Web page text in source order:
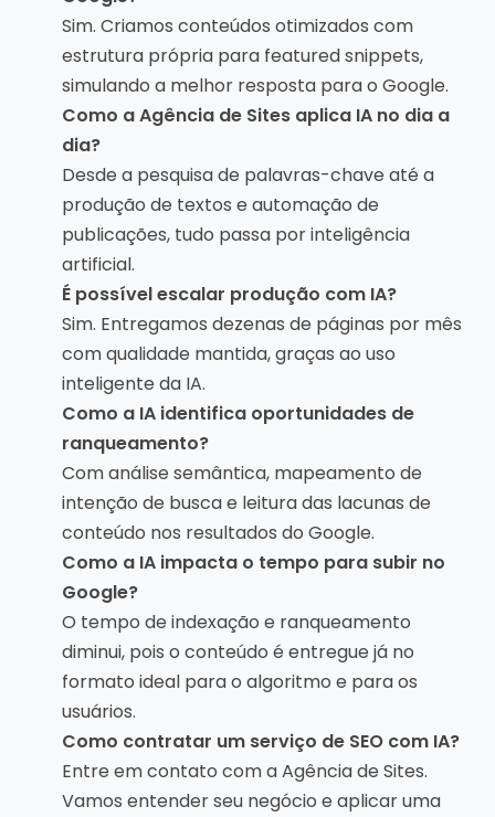
Sim. Criamos conteúdos otimizados com
estrutura própria para featured snippets,
simulando a melhor resposta para o Google.
Como a Agência de Sites aplica IA no dia a
dia?
Desde a pesquisa de palavras-chave até a
produção de textos e automação de
publicações, tudo passa por inteligência
artificial.
É possível escalar produção com IA?
Sim. Entregamos dezenas de páginas por mês
com qualidade mantida, graças ao uso
inteligente da IA.
Como a IA identifica oportunidades de
ranqueamento?
Com análise semântica, mapeamento de
intenção de busca e leitura das lacunas de
conteúdo nos resultados do Google.
Como a IA impacta o tempo para subir no
Google?
O tempo de indexação e ranqueamento
diminui, pois o conteúdo é entregue já no
formato ideal para o algoritmo e para os
usuários.
Como contratar um serviço de SEO com IA?
Entre em contato com a Agência de Sites.
Vamos entender seu negócio e aplicar uma